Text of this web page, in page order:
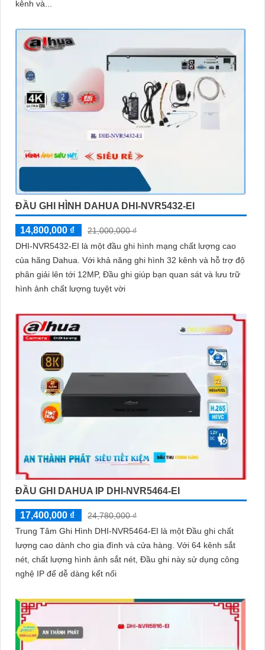
kênh và...
ĐẦU GHI HÌNH DAHUA DHI-NVR5432-EI
14,800,000 ₫
21,000,000 ₫
DHI-NVR5432-EI là một đầu ghi hình mạng chất lượng cao
của hãng Dahua. Với khả năng ghi hình 32 kênh và hỗ trợ độ
phân giải lên tới 12MP, Đầu ghi giúp bạn quan sát và lưu trữ
hình ảnh chất lượng tuyệt vời
ĐẦU GHI DAHUA IP DHI-NVR5464-EI
17,400,000 ₫
24,780,000 ₫
Trung Tâm Ghi Hình DHI-NVR5464-EI là một Đầu ghi chất
lượng cao dành cho gia đình và cửa hàng. Với 64 kênh sắt
nét, chất lượng hình ảnh sắt nét, Đầu ghi này sử dụng công
nghệ IP để dễ dàng kết nối